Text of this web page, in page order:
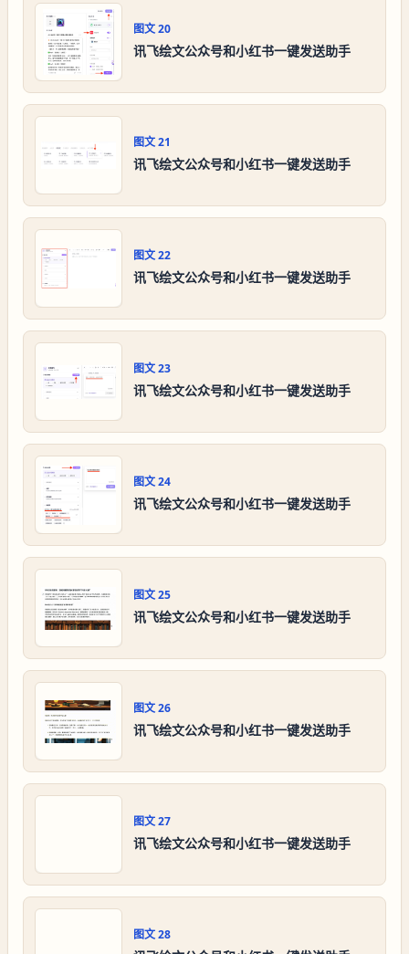
图文20
讯飞绘文公众号和小红书一键发送助手
图文21
讯飞绘文公众号和小红书一键发送助手
图文22
讯飞绘文公众号和小红书一键发送助手
图文23
讯飞绘文公众号和小红书一键发送助手
图文24
讯飞绘文公众号和小红书一键发送助手
图文25
讯飞绘文公众号和小红书一键发送助手
图文26
讯飞绘文公众号和小红书一键发送助手
图文27
讯飞绘文公众号和小红书一键发送助手
图文28